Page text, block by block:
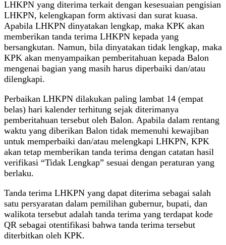
LHKPN yang diterima terkait dengan kesesuaian pengisian
LHKPN, kelengkapan form aktivasi dan surat kuasa.
Apabila LHKPN dinyatakan lengkap, maka KPK akan
memberikan tanda terima LHKPN kepada yang
bersangkutan. Namun, bila dinyatakan tidak lengkap, maka
KPK akan menyampaikan pemberitahuan kepada Balon
mengenai bagian yang masih harus diperbaiki dan/atau
dilengkapi.
Perbaikan LHKPN dilakukan paling lambat 14 (empat
belas) hari kalender terhitung sejak diterimanya
pemberitahuan tersebut oleh Balon. Apabila dalam rentang
waktu yang diberikan Balon tidak memenuhi kewajiban
untuk memperbaiki dan/atau melengkapi LHKPN, KPK
akan tetap memberikan tanda terima dengan catatan hasil
verifikasi “Tidak Lengkap” sesuai dengan peraturan yang
berlaku.
Tanda terima LHKPN yang dapat diterima sebagai salah
satu persyaratan dalam pemilihan gubernur, bupati, dan
walikota tersebut adalah tanda terima yang terdapat kode
QR sebagai otentifikasi bahwa tanda terima tersebut
diterbitkan oleh KPK.